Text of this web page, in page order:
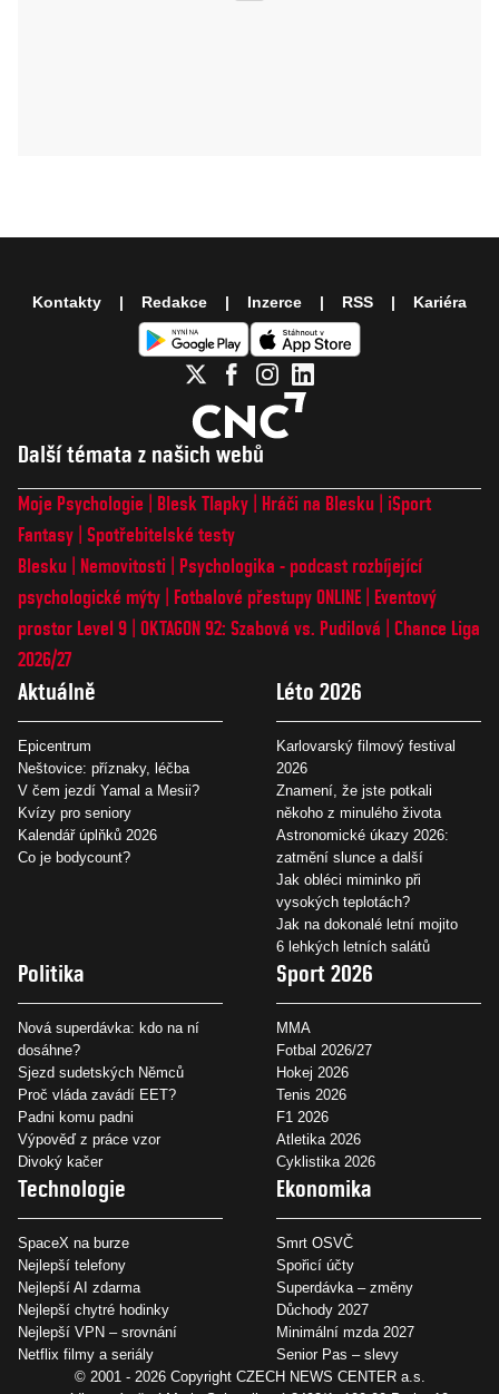
Další témata z našich webů
Moje Psychologie Blesk Tlapky Hráči na Blesku
iSport
Fantasy Spotřebitelské testy
Blesku
Nemovitosti
Psychologika - podcast rozbíjející
psychologické mýty
Fotbalové přestupy ONLINE
Eventový
prostor Level 9 OKTAGON 92: Szabová vs. Pudilová
Chance Liga
2026/27
Aktuálně
Epicentrum
Neštovice: příznaky, léčba
V čem jezdí Yamal a Mesii?
Kvízy pro seniory
Kalendář úplňků 2026
Co je bodycount?
Léto 2026
Karlovarský filmový festival
2026
Znamení, že jste potkali
někoho z minulého života
Astronomické úkazy 2026:
zatmění slunce a další
Jak obléci miminko při
vysokých teplotách?
Jak na dokonalé letní mojito
6 lehkých letních salátů
Politika
Nová superdávka: kdo na ní
dosáhne?
Sjezd sudetských Němců
Proč vláda zavádí EET?
Padni komu padni
Výpověď z práce vzor
Divoký kačer
Sport 2026
MMA
Fotbal 2026/27
Hokej 2026
Tenis 2026
F1 2026
Atletika 2026
Cyklistika 2026
Technologie
SpaceX na burze
Nejlepší telefony
Nejlepší AI zdarma
Nejlepší chytré hodinky
Nejlepší VPN – srovnání
Netflix filmy a seriály
Ekonomika
Smrt OSVČ
Spořicí účty
Superdávka – změny
Důchody 2027
Minimální mzda 2027
Senior Pas – slevy
Kontakty Redakce Inzerce RSS Kariéra
© 2001 - 2026 Copyright CZECH NEWS CENTER a.s.